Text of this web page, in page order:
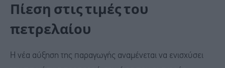
Πίεση στις τιμές του
πετρελαίου
Η νέα αύξηση της παραγωγής αναμένεται να ενισχύσει